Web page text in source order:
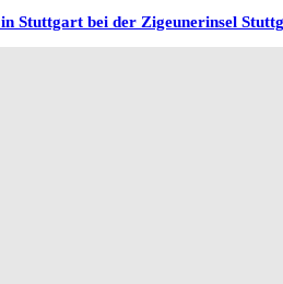
Stuttgart bei der Zigeunerinsel